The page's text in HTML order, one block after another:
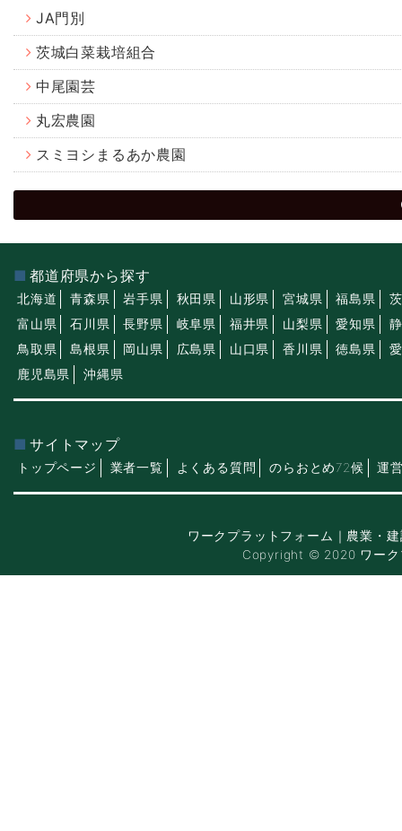
JA門別
茨城白菜栽培組合
中尾園芸
丸宏農園
スミヨシまるあか農園
都道府県から探す
北海道 青森県 岩手県 秋田県 山形県 宮城県 福島県
富山県
石川県 長野県 岐阜県 福井県 山梨県 愛知県
鳥取県
島根県 岡山県 広島県 山口県 香川県 徳島県
鹿児島県
沖縄県
サイトマップ
トップページ 業者一覧 よくある質問 のらおとめ72候 運
ワークプラットフォーム｜農業・
Copyright © 2020 ワーク